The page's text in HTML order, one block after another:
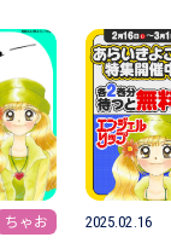
ちゃお 2025.02.16